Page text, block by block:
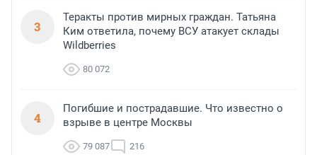
3
Теракты против мирных граждан. Татьяна
Ким ответила, почему ВСУ атакует склады
Wildberries
80 072
4
Погибшие и пострадавшие. Что известно о
взрыве в центре Москвы
79 087 216